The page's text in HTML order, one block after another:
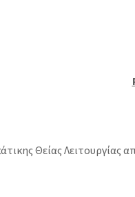
Θείας Λειτουργίας